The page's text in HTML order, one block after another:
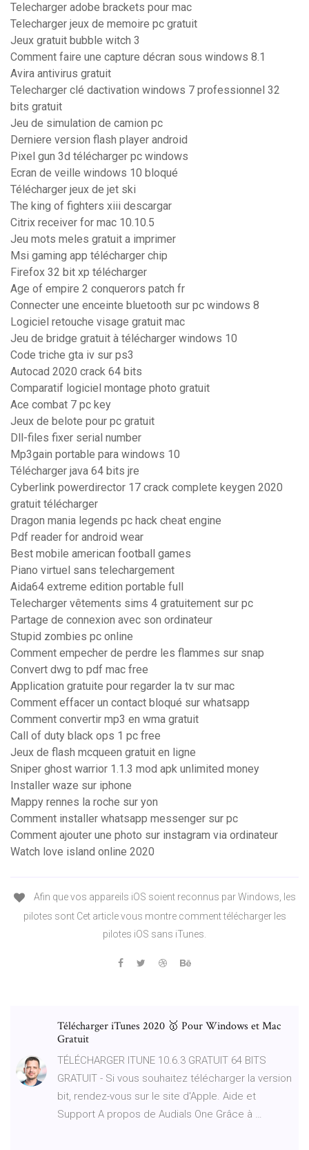
Telecharger adobe brackets pour mac
Telecharger jeux de memoire pc gratuit
Jeux gratuit bubble witch 3
Comment faire une capture décran sous windows 8.1
Avira antivirus gratuit
Telecharger clé dactivation windows 7 professionnel 32
bits gratuit
Jeu de simulation de camion pc
Derniere version flash player android
Pixel gun 3d télécharger pc windows
Ecran de veille windows 10 bloqué
Télécharger jeux de jet ski
The king of fighters xiii descargar
Citrix receiver for mac 10.10.5
Jeu mots meles gratuit a imprimer
Msi gaming app télécharger chip
Firefox 32 bit xp télécharger
Age of empire 2 conquerors patch fr
Connecter une enceinte bluetooth sur pc windows 8
Logiciel retouche visage gratuit mac
Jeu de bridge gratuit à télécharger windows 10
Code triche gta iv sur ps3
Autocad 2020 crack 64 bits
Comparatif logiciel montage photo gratuit
Ace combat 7 pc key
Jeux de belote pour pc gratuit
Dll-files fixer serial number
Mp3gain portable para windows 10
Télécharger java 64 bits jre
Cyberlink powerdirector 17 crack complete keygen 2020
gratuit télécharger
Dragon mania legends pc hack cheat engine
Pdf reader for android wear
Best mobile american football games
Piano virtuel sans telechargement
Aida64 extreme edition portable full
Telecharger vêtements sims 4 gratuitement sur pc
Partage de connexion avec son ordinateur
Stupid zombies pc online
Comment empecher de perdre les flammes sur snap
Convert dwg to pdf mac free
Application gratuite pour regarder la tv sur mac
Comment effacer un contact bloqué sur whatsapp
Comment convertir mp3 en wma gratuit
Call of duty black ops 1 pc free
Jeux de flash mcqueen gratuit en ligne
Sniper ghost warrior 1.1.3 mod apk unlimited money
Installer waze sur iphone
Mappy rennes la roche sur yon
Comment installer whatsapp messenger sur pc
Comment ajouter une photo sur instagram via ordinateur
Watch love island online 2020
Afin que vos appareils iOS soient reconnus par Windows, les
pilotes sont Cet article vous montre comment télécharger les
pilotes iOS sans iTunes.
Télécharger iTunes 2020 🥇 Pour Windows et Mac
Gratuit
TÉLÉCHARGER ITUNE 10.6.3 GRATUIT 64 BITS
GRATUIT - Si vous souhaitez télécharger la version
bit, rendez-vous sur le site d'Apple. Aide et
Support A propos de Audials One Grâce à …